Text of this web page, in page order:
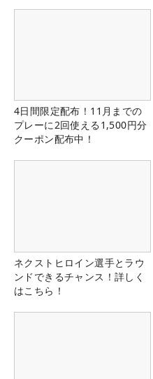
4日間限定配布！11月までの
プレーに2回使える1,500円分
クーポン配布中！
ネクストヒロイン選手とラウ
ンドできるチャンス！詳しく
はこちら！